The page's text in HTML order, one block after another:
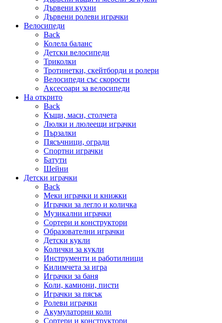
Дървени кухни
Дървени ролеви играчки
Велосипеди
Back
Колела баланс
Детски велосипеди
Триколки
Тротинетки, скейтборди и ролери
Велосипеди със скорости
Аксесоари за велосипеди
На открито
Back
Къщи, маси, столчета
Люлки и люлеещи играчки
Пързалки
Пясъчници, огради
Спортни играчки
Батути
Шейни
Детски играчки
Back
Меки играчки и книжки
Играчки за легло и количка
Музикални играчки
Сортери и конструктори
Образователни играчки
Детски кукли
Колички за кукли
Инструменти и работилници
Килимчета за игра
Играчки за баня
Коли, камиони, писти
Играчки за пясък
Ролеви играчки
Акумулаторни коли
Сортери и конструктори